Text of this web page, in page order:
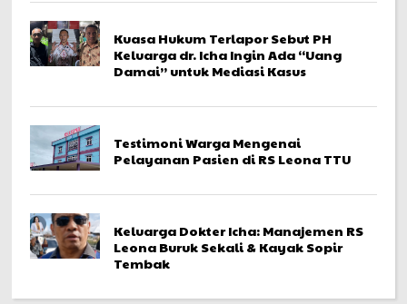
Kuasa Hukum Terlapor Sebut PH
Keluarga dr. Icha Ingin Ada “Uang
Damai” untuk Mediasi Kasus
Testimoni Warga Mengenai
Pelayanan Pasien di RS Leona TTU
Keluarga Dokter Icha: Manajemen RS
Leona Buruk Sekali & Kayak Sopir
Tembak